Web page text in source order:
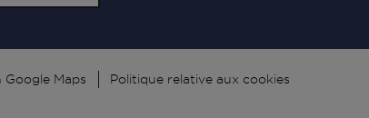
Maps Politique relative aux cookies